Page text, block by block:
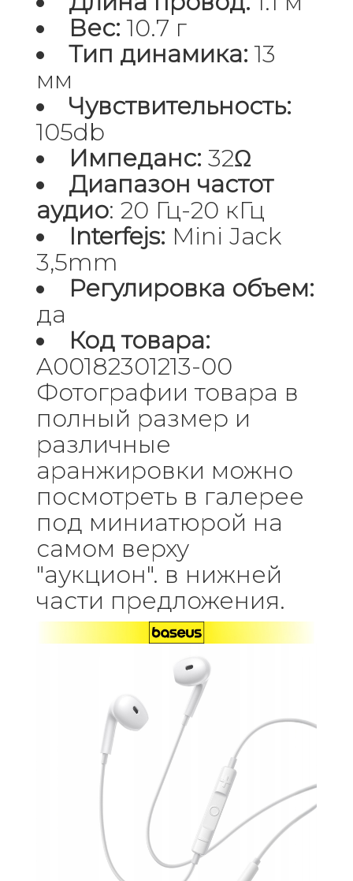
Вес: 10.7 г
Тип динамика: 13
мм
Чувствительность:
105db
Импеданс: 32Ω
Диапазон частот
аудио: 20 Гц-20 кГц
Interfejs: Mini Jack
3,5mm
Регулировка объем:
да
Код товара:
A00182301213-00
Фотографии товара в
полный размер и
различные
аранжировки можно
посмотреть в галерее
под миниатюрой на
самом верху
"аукцион". в нижней
части предложения.